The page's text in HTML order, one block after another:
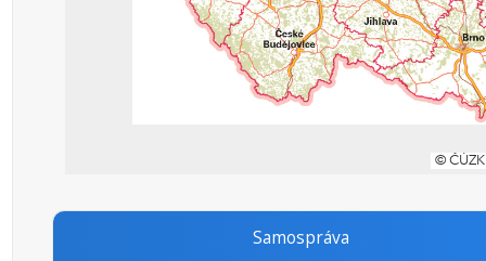
Samospráva